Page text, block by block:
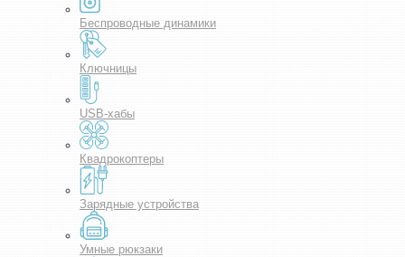
Беспроводные динамики
Ключницы
USB-хабы
Квадрокоптеры
Зарядные устройства
Умные рюкзаки